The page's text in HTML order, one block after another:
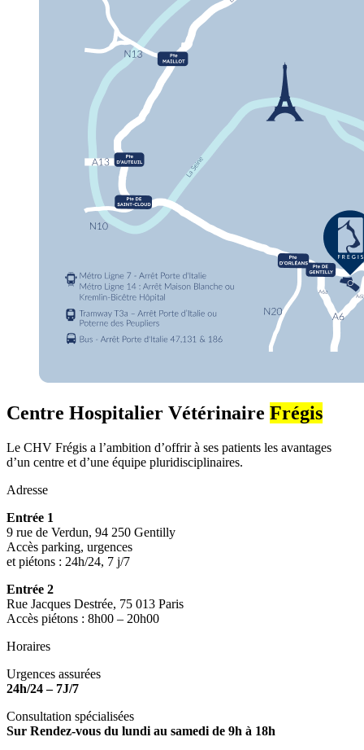
Centre Hospitalier Vétérinaire Frégis
Le CHV Frégis a l’ambition d’offrir à ses patients les avantages
d’un centre et d’une équipe pluridisciplinaires.
Adresse
Entrée 1
9 rue de Verdun, 94 250 Gentilly
Accès parking, urgences
et piétons : 24h/24, 7 j/7
Entrée 2
Rue Jacques Destrée, 75 013 Paris
Accès piétons : 8h00 – 20h00
Horaires
Urgences assurées
24h/24 – 7J/7
Consultation spécialisées
Sur Rendez-vous du lundi au samedi de 9h à 18h